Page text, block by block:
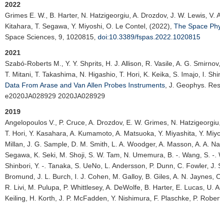
2022
Grimes E. W.
, B. Harter, N. Hatzigeorgiu, A. Drozdov, J. W. Lewis,
Kitahara, T. Segawa, Y. Miyoshi, O. Le Contel, (2022), The Space
Space Sciences , 9, 1020815, doi:10.3389/fspas.2022.1020815
2021
Szabó-Roberts M., Y. Y. Shprits, H. J. Allison, R. Vasile, A. G.
T. Mitani, T. Takashima, N. Higashio, T. Hori, K. Keika, S. Imajo, I.
Data From Arase and Van Allen Probes Instruments J. Geophys.
e2020JA028929 2020JA028929
2019
Angelopoulos V.
, P. Cruce, A. Drozdov, E. W. Grimes, N.
T. Hori, Y. Kasahara, A. Kumamoto, A. Matsuoka, Y. Miyashita, Y.
Millan, J. G. Sample, D. M. Smith, L. A. Woodger, A. Masson, A. A.
Segawa, K. Seki, M. Shoji, S. W. Tam, N. Umemura, B. -. Wang, S.
Shinbori, Y. -. Tanaka, S. UeNo, L. Andersson, P. Dunn, C. Fowler,
Bromund, J. L. Burch, I. J. Cohen, M. Galloy, B. Giles, A. N. Jaynes,
R. Livi, M. Pulupa, P. Whittlesey, A. DeWolfe, B. Harter, E. Lucas,
Keiling, H. Korth, J. P. McFadden, Y. Nishimura, F. Plaschke, P.